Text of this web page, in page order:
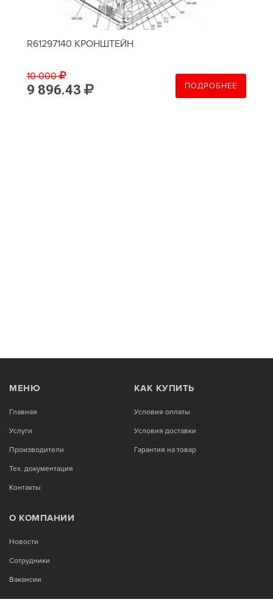
R61297140 КРОНШТЕЙН
10 000
9 896.43 ПОДРОБНЕЕ
МЕНЮ
Главная
Услуги
Производители
Тех. документация
Контакты
КАК КУПИТЬ
Условия оплаты
Условия доставки
Гарантия на товар
О КОМПАНИИ
Новости
Сотрудники
Вакансии